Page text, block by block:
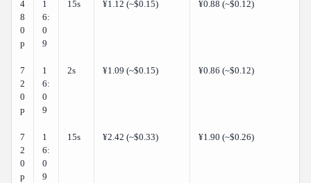
4
8
0
p
1
6:
0
9
15s ¥1.12 (~$0.15) ¥0.88 (~$0.12)
7
2
0
p
1
6:
0
9
2s ¥1.09 (~$0.15) ¥0.86 (~$0.12)
7
2
0
p
1
6:
0
9
15s ¥2.42 (~$0.33) ¥1.90 (~$0.26)